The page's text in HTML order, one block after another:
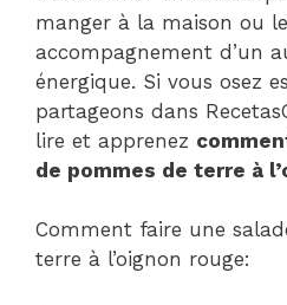
manger à la maison ou
accompagnement d’un
énergique. Si vous osez
partageons dans
lire et apprenez
de pommes de terre à
Comment faire une
terre à l’oignon rouge: